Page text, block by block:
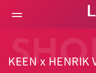
KEEN x HENRIK